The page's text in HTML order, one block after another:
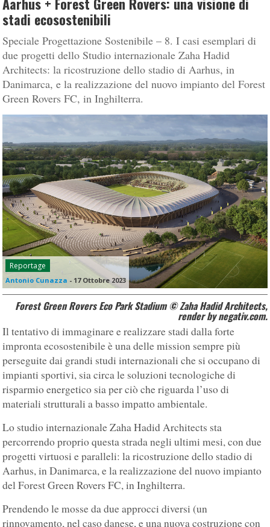
stadi ecosostenibili
Speciale Progettazione Sostenibile – 8. I casi esemplari di
due progetti dello Studio internazionale Zaha Hadid
Architects: la ricostruzione dello stadio di Aarhus, in
Danimarca, e la realizzazione del nuovo impianto del Forest
Green Rovers FC, in Inghilterra.
Reportage
Antonio Cunazza - 17 Ottobre 2023
Forest Green Rovers Eco Park Stadium © Zaha Hadid Architects,
render by negativ.com.
Il tentativo di immaginare e realizzare stadi dalla forte
impronta ecosostenibile è una delle mission sempre più
perseguite dai grandi studi internazionali che si occupano di
impianti sportivi, sia circa le soluzioni tecnologiche di
risparmio energetico sia per ciò che riguarda l’uso di
materiali strutturali a basso impatto ambientale.
Lo studio internazionale Zaha Hadid Architects sta
percorrendo proprio questa strada negli ultimi mesi, con due
progetti virtuosi e paralleli: la ricostruzione dello stadio di
Aarhus, in Danimarca, e la realizzazione del nuovo impianto
del Forest Green Rovers FC, in Inghilterra.
Prendendo le mosse da due approcci diversi (un
rinnovamento, nel caso danese, e una nuova costruzione con